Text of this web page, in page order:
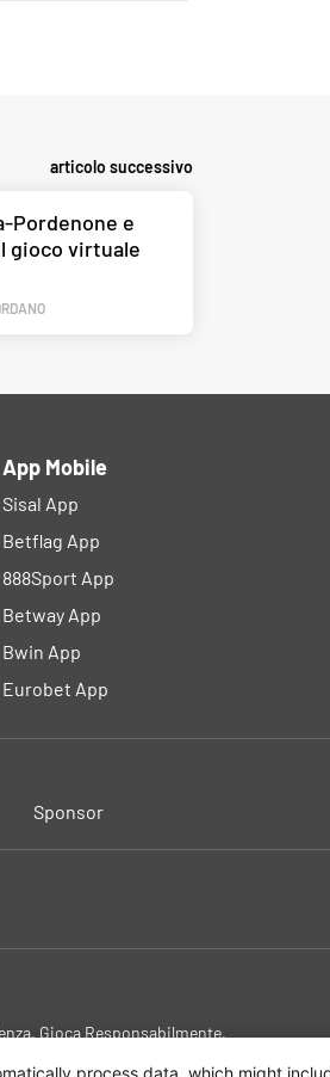
articolo successivo
Pordenone e
gioco virtuale
App Mobile
Sisal App
Betflag App
888Sport App
Betway App
Bwin App
Eurobet App
Sponsor
Gioca Responsabilmente.
process data, which might